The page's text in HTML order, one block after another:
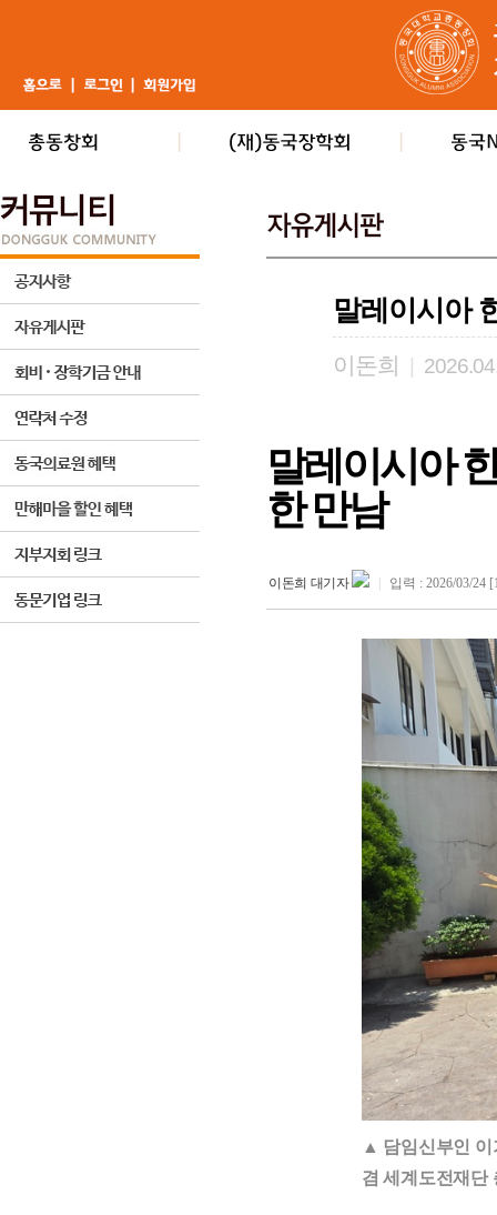
말레이시아
이돈희
말레이시아
한 만남
이돈희 대기자 입력 : 2026/03/24
▲ 담임신부인 이
겸 세계도전재